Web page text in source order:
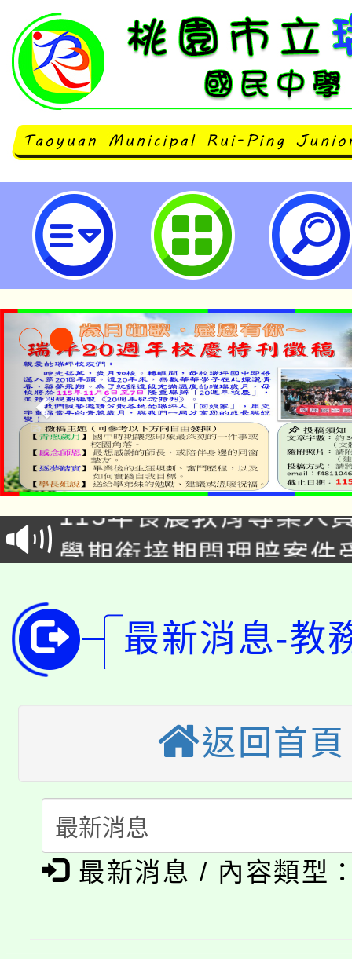
武漢國中 生態美學-植物小昆蟲製
國民中學
淨零綠生活教案入校路
會
115年食農教育專業人
程
學期銜接期間理賠案件
版
公告本校115學年度第
代理(課)教師甄選結果(
「2026金融保險知識
車」活動
桃園市115學年度學生
生本土語及新住民語歌
公告本校115學年度第
代理(課)教師甄選結果(
公告本校115學年度第
代理(課)教師甄選結果(
轉知中國文化大學推廣
《TA101》溝通分析基
淨零綠生活教案入校路
最新消息-教
返回首頁
最新消息 / 內容類型